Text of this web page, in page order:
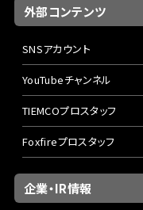
外部コンテンツ
SNSアカウント
YouTubeチャンネル
TIEMCOプロスタッフ
Foxfireプロスタッフ
企業・IR情報